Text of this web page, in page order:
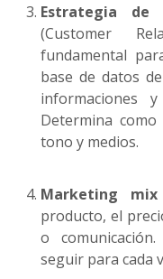
Estrategia de
(Customer
fundamental
base de datos
informaciones
Determina
tono y medios.
Marketing
producto, el
o
seguir para cada